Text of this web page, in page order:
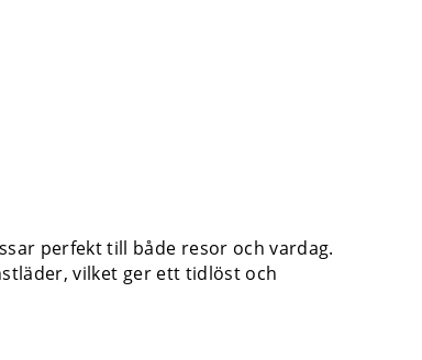
perfekt till både resor och vardag.
vilket ger ett tidlöst och